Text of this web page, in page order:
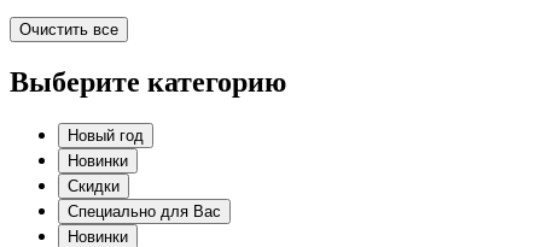
Очистить все
Выберите категорию
Новый год
Новинки
Скидки
Специально для Вас
Новинки